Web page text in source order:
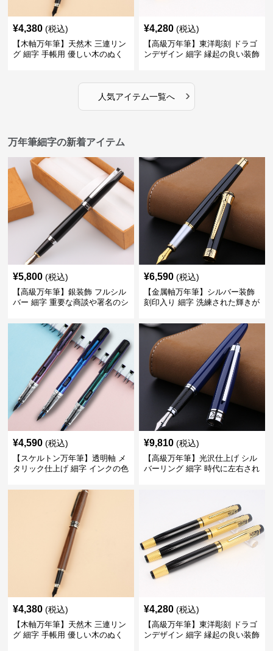
¥4,380 (税込)
【木軸万年筆】天然木 三連リン
グ 細字 手帳用 優しい木のぬく
¥4,280 (税込)
【高級万年筆】東洋彫刻 ドラゴ
ンデザイン 細字 縁起の良い装飾
人気アイテム一覧へ ›
万年筆細字の新着アイテム
¥5,800 (税込)
【高級万年筆】銀装飾 フルシル
バー 細字 重要な商談や署名のシ
てくれる
¥6,590 (税込)
【金属軸万年筆】シルバー装飾
刻印入り 細字 洗練された輝きが
¥4,590 (税込)
【スケルトン万年筆】透明軸 メ
タリック仕上げ 細字 インクの色
する
¥9,810 (税込)
【高級万年筆】光沢仕上げ シル
バーリング 細字 時代に左右され
¥4,380 (税込)
【木軸万年筆】天然木 三連リン
グ 細字 手帳用 優しい木のぬく
¥4,280 (税込)
【高級万年筆】東洋彫刻 ドラゴ
ンデザイン 細字 縁起の良い装飾